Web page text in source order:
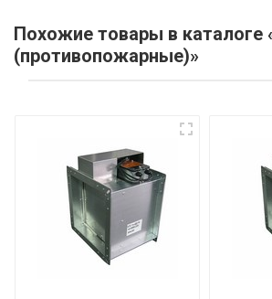
Похожие товары в каталоге
(противопожарные)»